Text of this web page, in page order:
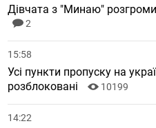
Дівчата з "Минаю"
2
15:58
Усі пункти пропуску на
розблоковані
10199
14:22